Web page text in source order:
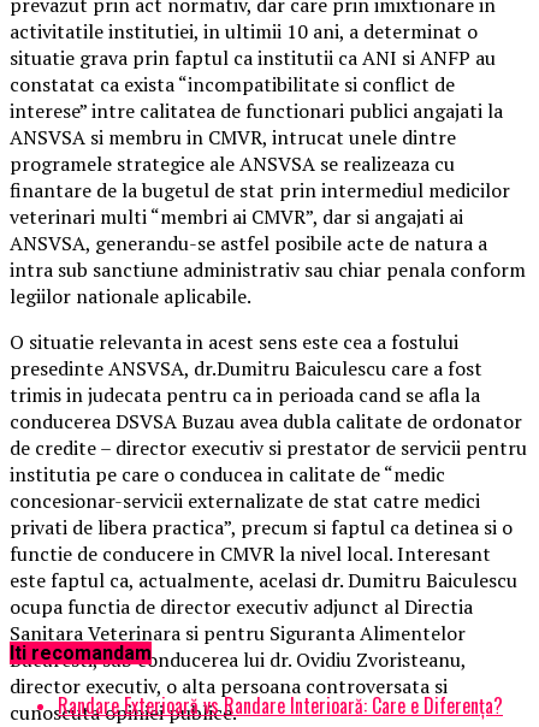
activitatile institutiei, in ultimii 10 ani, a determinat o
situatie grava prin faptul ca institutii ca ANI si ANFP au
constatat ca exista “incompatibilitate si conflict de
interese” intre calitatea de functionari publici angajati la
ANSVSA si membru in CMVR, intrucat unele dintre
programele strategice ale ANSVSA se realizeaza cu
finantare de la bugetul de stat prin intermediul medicilor
veterinari multi “membri ai CMVR”, dar si angajati ai
ANSVSA, generandu-se astfel posibile acte de natura a
intra sub sanctiune administrativ sau chiar penala conform
legiilor nationale aplicabile.
O situatie relevanta in acest sens este cea a fostului
presedinte ANSVSA, dr.Dumitru Baiculescu care a fost
trimis in judecata pentru ca in perioada cand se afla la
conducerea DSVSA Buzau avea dubla calitate de ordonator
de credite – director executiv si prestator de servicii pentru
institutia pe care o conducea in calitate de “medic
concesionar-servicii externalizate de stat catre medici
privati de libera practica”, precum si faptul ca detinea si o
functie de conducere in CMVR la nivel local. Interesant
este faptul ca, actualmente, acelasi dr. Dumitru Baiculescu
ocupa functia de director executiv adjunct al Directia
Sanitara Veterinara si pentru Siguranta Alimentelor
Bucuresti, sub conducerea lui dr. Ovidiu Zvoristeanu,
director executiv, o alta persoana controversata si
cunoscuta opiniei publice.
Iti recomandam
Randare Exterioară vs Randare Interioară: Care e Diferența?